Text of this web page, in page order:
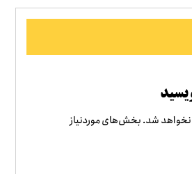
نخواهد شد.بخش‌های موردنیاز